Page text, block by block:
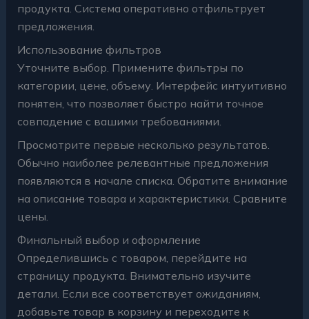
продукта. Система оперативно отфильтрует
предложения.
Использование фильтров
Уточните выбор. Примените фильтры по
категории, цене, объему. Интерфейс интуитивно
понятен, что позволяет быстро найти точное
совпадение с вашими требованиями.
Просмотрите первые несколько результатов.
Обычно наиболее релевантные предложения
появляются в начале списка. Обратите внимание
на описание товара и характеристики. Сравните
цены.
Финальный выбор и оформление
Определившись с товаром, перейдите на
страницу продукта. Внимательно изучите
детали. Если все соответствует ожиданиям,
добавьте товар в корзину и переходите к